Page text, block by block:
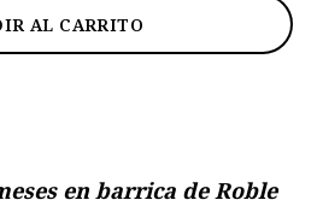
AL CARRITO
en barrica de Roble